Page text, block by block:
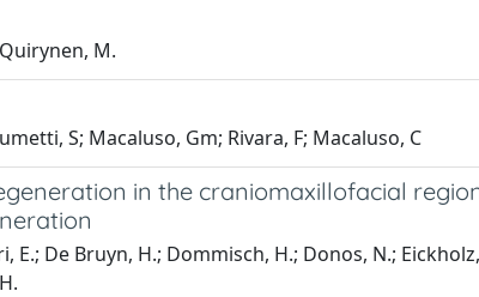
M.
S; Macaluso, Gm; Rivara, F; Macaluso, C
in the craniomaxillofacial
De Bruyn, H.; Dommisch, H.; Donos, N.;